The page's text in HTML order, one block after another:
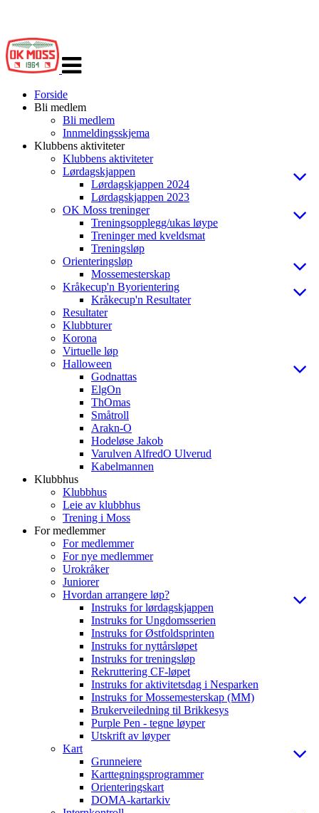
navigasjon
Forside
Bli medlem
Bli medlem
Innmeldingsskjema
Klubbens aktiviteter
Klubbens aktiviteter
Lørdagskjappen
Lørdagskjappen 2024
Lørdagskjappen 2023
OK Moss treninger
Treningsopplegg/ukas løype
Treninger med kveldsmat
Treningsløp
Orienteringsløp
Mossemesterskap
Kråkecup'n Byorientering
Kråkecup'n Resultater
Resultater
Klubbturer
Korona
Virtuelle løp
Halloween
Godnattas
ElgOn
ThOmas
Småtroll
Arakn-O
Hodeløse Jakob
Varulven AlfredO Ulverud
Kabelmannen
Klubbhus
Klubbhus
Leie av klubbhus
Trening i Moss
For medlemmer
For medlemmer
For nye medlemmer
Urokråker
Juniorer
Hvordan arrangere løp?
Instruks for lørdagskjappen
Instruks for Ungdomsserien
Instruks for Østfoldsprinten
Instruks for nyttårsløpet
Instruks for treningsløp
Rekruttering CF-løpet
Instruks for aktivitetsdag i Nesparken
Instruks for Mossemesterskap (MM)
Brukerveiledning til Brikkesys
Purple Pen - tegne løyper
Utskrift av løyper
Kart
Grunneiere
Karttegningsprogrammer
Orienteringskart
DOMA-kartarkiv